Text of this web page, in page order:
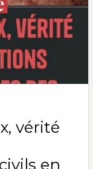
vérité
en